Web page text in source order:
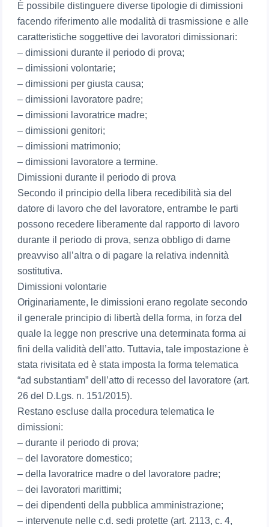
È possibile distinguere diverse tipologie di dimissioni
facendo riferimento alle modalità di trasmissione e alle
caratteristiche soggettive dei lavoratori dimissionari:
– dimissioni durante il periodo di prova;
– dimissioni volontarie;
– dimissioni per giusta causa;
– dimissioni lavoratore padre;
– dimissioni lavoratrice madre;
– dimissioni genitori;
– dimissioni matrimonio;
– dimissioni lavoratore a termine.
Dimissioni durante il periodo di prova
Secondo il principio della libera recedibilità sia del
datore di lavoro che del lavoratore, entrambe le parti
possono recedere liberamente dal rapporto di lavoro
durante il periodo di prova, senza obbligo di darne
preavviso all’altra o di pagare la relativa indennità
sostitutiva.
Dimissioni volontarie
Originariamente, le dimissioni erano regolate secondo
il generale principio di libertà della forma, in forza del
quale la legge non prescrive una determinata forma ai
fini della validità dell’atto. Tuttavia, tale impostazione è
stata rivisitata ed è stata imposta la forma telematica
“ad substantiam” dell’atto di recesso del lavoratore (art.
26 del D.Lgs. n. 151/2015).
Restano escluse dalla procedura telematica le
dimissioni:
– durante il periodo di prova;
– del lavoratore domestico;
– della lavoratrice madre o del lavoratore padre;
– dei lavoratori marittimi;
– dei dipendenti della pubblica amministrazione;
– intervenute nelle c.d. sedi protette (art. 2113, c. 4,